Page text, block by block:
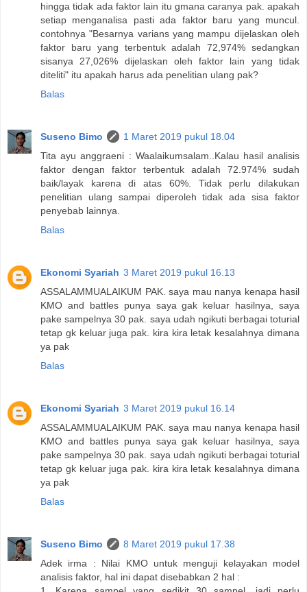
hingga tidak ada faktor lain itu gmana caranya pak. apakah
setiap menganalisa pasti ada faktor baru yang muncul.
contohnya "Besarnya varians yang mampu dijelaskan oleh
faktor baru yang terbentuk adalah 72,974% sedangkan
sisanya 27,026% dijelaskan oleh faktor lain yang tidak
diteliti" itu apakah harus ada penelitian ulang pak?
Balas
Suseno Bimo
1 Maret 2019 pukul 18.04
Tita ayu anggraeni : Waalaikumsalam..Kalau hasil analisis
faktor dengan faktor terbentuk adalah 72.974% sudah
baik/layak karena di atas 60%. Tidak perlu dilakukan
penelitian ulang sampai diperoleh tidak ada sisa faktor
penyebab lainnya.
Balas
Ekonomi Syariah 3 Maret 2019 pukul 16.13
ASSALAMMUALAIKUM PAK. saya mau nanya kenapa hasil
KMO and battles punya saya gak keluar hasilnya, saya
pake sampelnya 30 pak. saya udah ngikuti berbagai toturial
tetap gk keluar juga pak. kira kira letak kesalahnya dimana
ya pak
Balas
Ekonomi Syariah 3 Maret 2019 pukul 16.14
ASSALAMMUALAIKUM PAK. saya mau nanya kenapa hasil
KMO and battles punya saya gak keluar hasilnya, saya
pake sampelnya 30 pak. saya udah ngikuti berbagai toturial
tetap gk keluar juga pak. kira kira letak kesalahnya dimana
ya pak
Balas
Suseno Bimo
8 Maret 2019 pukul 17.38
Adek irma : Nilai KMO untuk menguji kelayakan model
analisis faktor, hal ini dapat disebabkan 2 hal :